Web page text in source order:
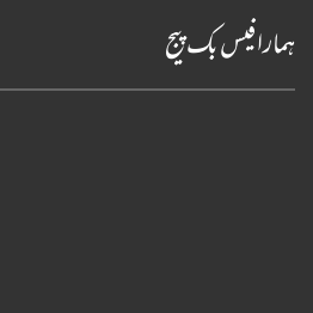
ہمارا فیس بک پیج